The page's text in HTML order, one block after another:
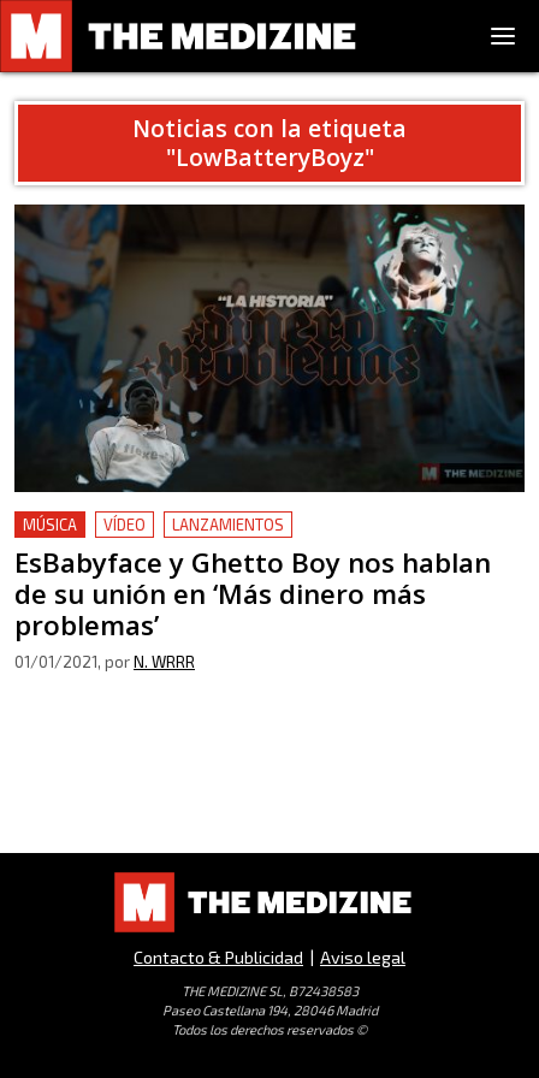
Noticias con la etiqueta
"LowBatteryBoyz"
MÚSICA VÍDEO LANZAMIENTOS
EsBabyface y Ghetto Boy nos hablan
de su unión en ‘Más dinero más
problemas’
01/01/2021, porN. WRRR
Contacto & Publicidad | Aviso legal
THE MEDIZINE SL, B72438583
Paseo Castellana 194, 28046 Madrid
Todos los derechos reservados ©